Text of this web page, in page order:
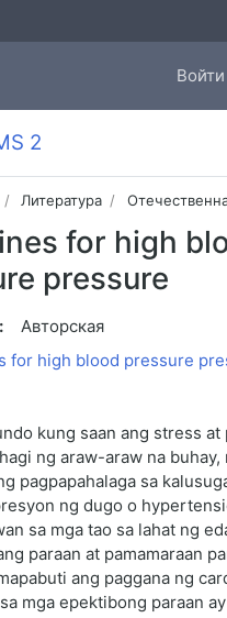
Войти
2
Литература
for high
pressure
Авторская
kung saan ang stress at
ng araw-araw na buhay,
pagpapahalaga sa
ng dugo o
sa mga tao sa lahat ng
paraan at pamamaraan
ang paggana ng
mga epektibong paraan